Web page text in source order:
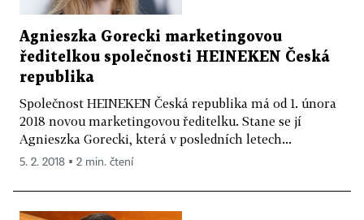
Agnieszka Gorecki marketingovou
ředitelkou společnosti HEINEKEN Česká
republika
Společnost HEINEKEN Česká republika má od 1. února
2018 novou marketingovou ředitelku. Stane se jí
Agnieszka Gorecki, která v posledních letech...
5. 2. 2018 ▪ 2 min. čtení